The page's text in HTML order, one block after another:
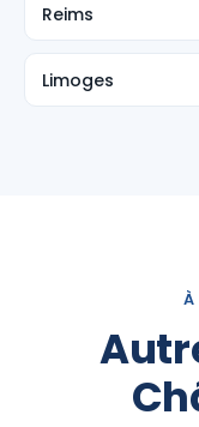
Reims
Limoges
À